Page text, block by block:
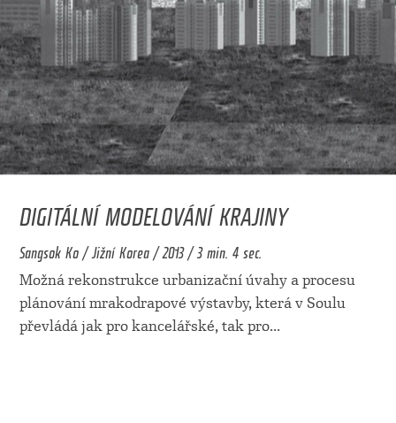
DIGITÁLNÍ MODELOVÁNÍ KRAJINY
Sangsok Ko / Jižní Korea / 2013 / 3 min. 4 sec.
Možná rekonstrukce urbanizační úvahy a procesu
plánování mrakodrapové výstavby, která v Soulu
převládá jak pro kancelářské, tak pro...